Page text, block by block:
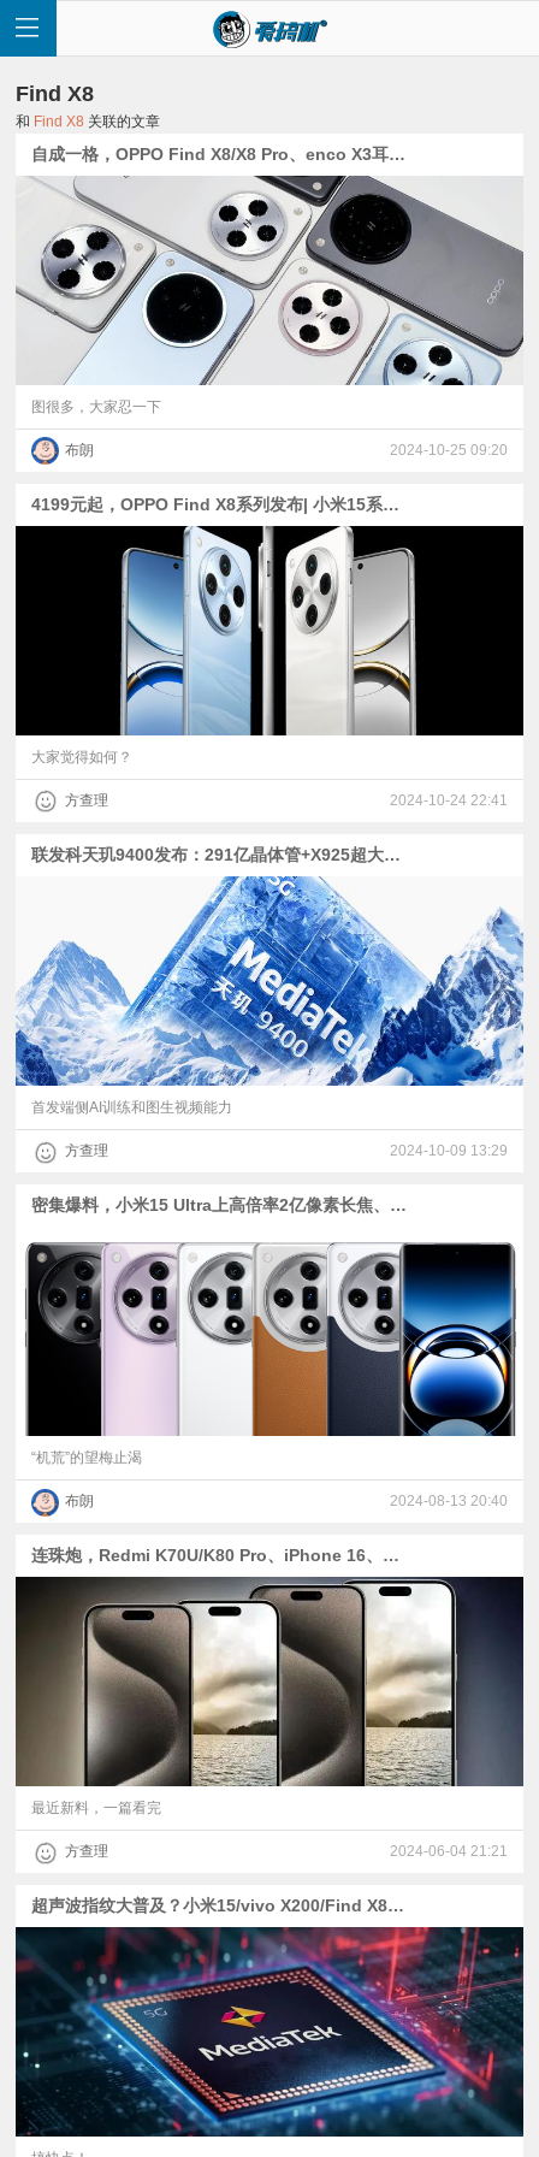
讯
评
普
题
Find X8
和 Find X8 关联的文章
自成一格，OPPO Find X8/X8 Pro、enco X3耳机现场体验
图很多，大家忍一下
布朗 2024-10-25 09:20
4199元起，OPPO Find X8系列发布| 小米15系列外观公布+定档
大家觉得如何？
方查理 2024-10-24 22:41
联发科天玑9400发布：291亿晶体管+X925超大核，vivo X200系列首发
首发端侧AI训练和图生视频能力
方查理 2024-10-09 13:29
密集爆料，小米15 Ultra上高倍率2亿像素长焦、K80 Pro改左上圆形相机、一加13用京东方新基材、Find X8有粉色
“机荒”的望梅止渴
布朗 2024-08-13 20:40
连珠炮，Redmi K70U/K80 Pro、iPhone 16、一加Ace 3 Pro、真我GT6、Find X8系列爆料
最近新料，一篇看完
方查理 2024-06-04 21:21
超声波指纹大普及？小米15/vivo X200/Find X8标准版都有份？| 一加Ace3 Pro与天玑9400爆料